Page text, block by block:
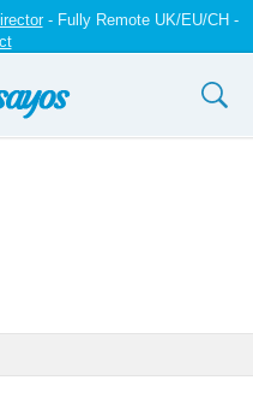
- Fully Remote UK/EU/CH -